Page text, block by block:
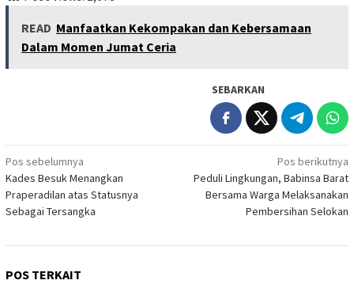
READ Manfaatkan Kekompakan dan Kebersamaan
Dalam Momen Jumat Ceria
SEBARKAN
Navigasi
pos
Pos sebelumnya
Kades Besuk Menangkan
Praperadilan atas Statusnya
Sebagai Tersangka
Pos berikutnya
Peduli Lingkungan, Babinsa Barat
Bersama Warga Melaksanakan
Pembersihan Selokan
POS TERKAIT